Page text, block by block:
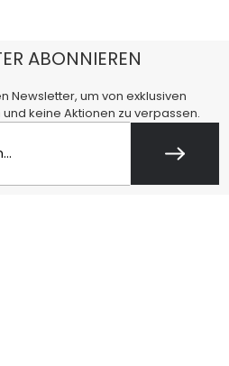
ABONNIEREN
Newsletter, um von exklusiven
keine Aktionen zu verpassen.